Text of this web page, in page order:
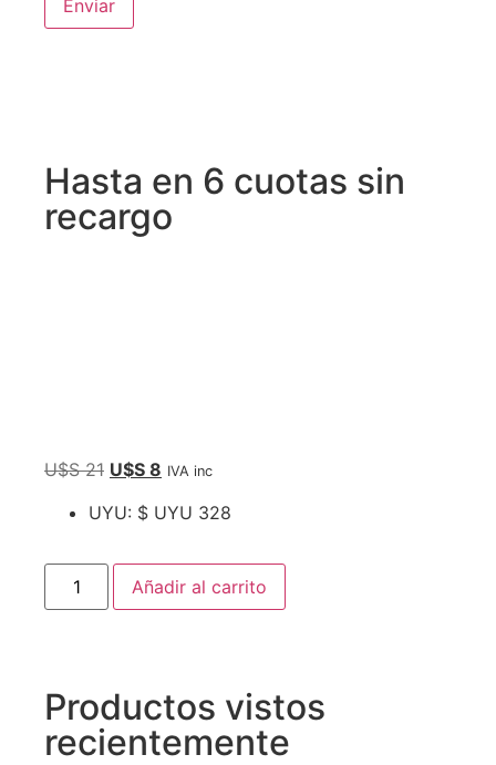
Hasta en 6 cuotas sin
recargo
U$S21 U$S 8 IVA inc
UYU: $ UYU 328
Añadir al carrito
Productos vistos
recientemente